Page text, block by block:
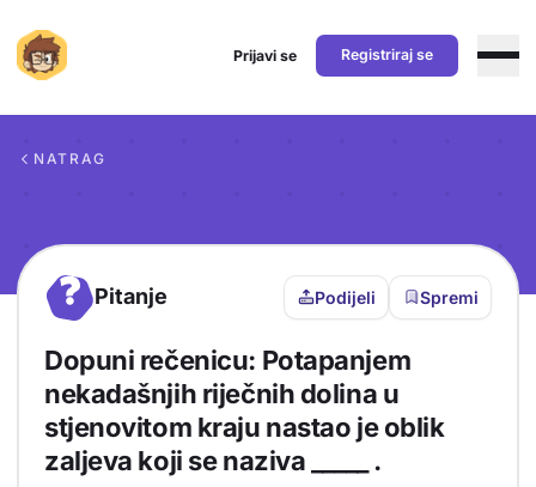
Prijavi se Registriraj se
NATRAG
? Pitanje Podijeli Spremi
Dopuni rečenicu: Potapanjem
nekadašnjih riječnih dolina u
stjenovitom kraju nastao je oblik
zaljeva koji se naziva _____ .